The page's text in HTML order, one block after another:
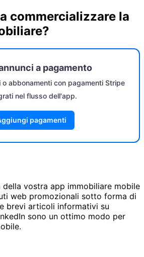
commercializzare la
a pagamento
abbonamenti con pagamenti Stripe
nel flusso dell'app.
pagamenti
vostra app immobiliare mobile
web promozionali sotto forma di
brevi articoli informativi su
sono un ottimo modo per